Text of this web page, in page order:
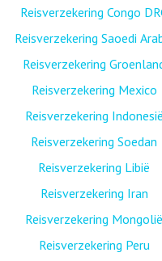
Reisverzekering Congo
Reisverzekering Saoedi
Reisverzekering
Reisverzekering Mexico
Reisverzekering Indonesië
Reisverzekering Soedan
Reisverzekering Libië
Reisverzekering Iran
Reisverzekering Mongolië
Reisverzekering Peru